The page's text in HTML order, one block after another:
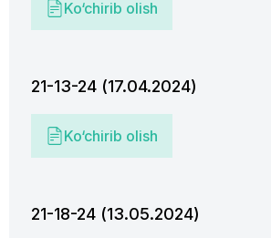
Ko‘chirib olish
21-13-24 (17.04.2024)
Ko‘chirib olish
21-18-24 (13.05.2024)